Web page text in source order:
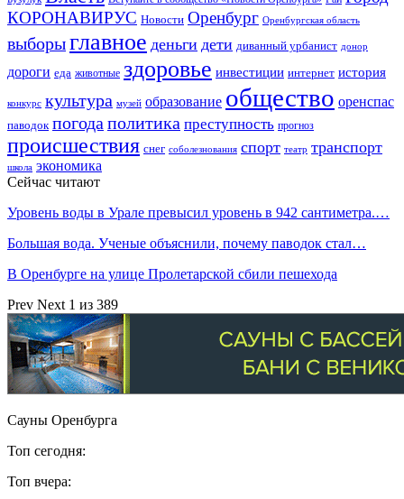
КОРОНАВИРУС Новости Оренбург Оренбургская область
выборыглавное деньги дети диванный урбанист донор
дороги еда животные здоровье инвестиции интернет история
конкурс культура музей образование общество оренспас
паводок погода политика преступность прогноз
происшествия снег соболезнования спорт театр транспорт
школа экономика
Сейчас читают
Уровень воды в Урале превысил уровень в 942 сантиметра.…
Большая вода. Ученые объяснили, почему паводок стал…
В Оренбурге на улице Пролетарской сбили пешехода
Prev Next 1 из 389
Сауны Оренбурга
Топ сегодня:
Топ вчера: